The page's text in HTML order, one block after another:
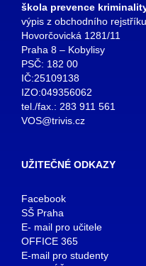
škola prevence
výpis z obchodního rejstříku
Hovorčovická 1281/11
Praha 8 – Kobylisy
PSČ: 182 00
IČ:25109138
IZO:049356062
tel./fax.: 283 911 561
VOS@trivis.cz
UŽITEČNÉ ODKAZY
Facebook
SŠ Praha
E- mail pro učitele
OFFICE 365
E-mail pro studenty